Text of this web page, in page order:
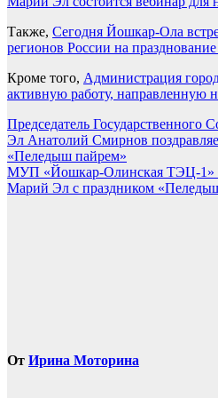
Также, Сегодня Йошкар-Ола
регионов России на
Кроме того, Администрация
активную работу, направленную
Навигация
по
записям
Председатель Государственного
Эл Анатолий Смирнов
«Пеледыш пайрем»
МУП «Йошкар-Олинская ТЭЦ-1»
Марий Эл с праздником
От Ирина Моторина